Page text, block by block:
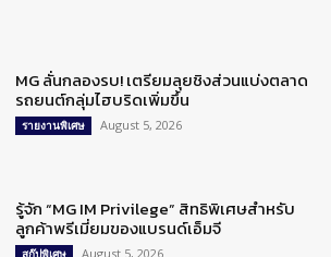
MG ลั่นกลองรบ! เตรียมลุยชิงส่วนแบ่งตลาด
รถยนต์กลุ่มไฮบริดเพิ่มขึ้น
รายงานพิเศษ August 5, 2026
รู้จัก “MG IM Privilege” สิทธิพิเศษสำหรับ
ลูกค้าพรีเมี่ยมของแบรนด์เอ็มจี
August 5, 2026